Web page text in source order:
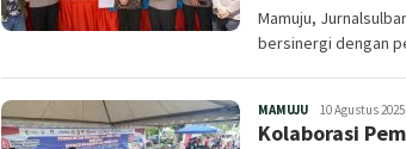
Mamuju,
bersinergi dengan
MAMUJURedaksi
10 Agustus 2025
Kolaborasi